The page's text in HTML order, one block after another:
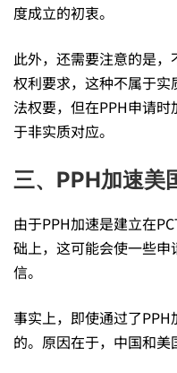
度成立的初衷。
此外，还需要注意的是
权利要求，这种不属于
法权要，但在PPH申请
于非实质对应。
三、PPH加速美
由于PPH加速是建立在
础上，这可能会使一些
信。
事实上，即使通过了
的。原因在于，中国和美